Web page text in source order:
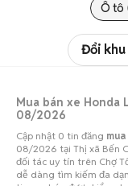
Ô tô
Đổi
Mua bán xe Honda
08/2026
Cập nhật 0 tin đăng
08/2026 tại Thị xã Bến
đối tác uy tín trên Chợ
dễ dàng tìm kiếm đa